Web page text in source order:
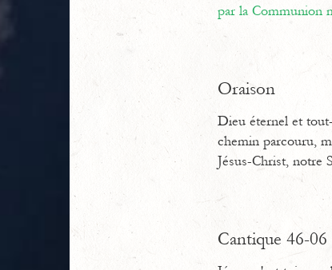
par la Communion
Oraison
Dieu éternel et
chemin parcouru,
Jésus-Christ, notre
Cantique 46-